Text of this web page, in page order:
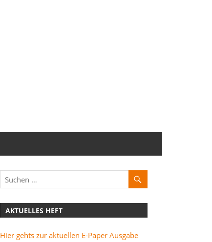
AKTUELLES HEFT
Hier gehts zur aktuellen E-Paper Ausgabe